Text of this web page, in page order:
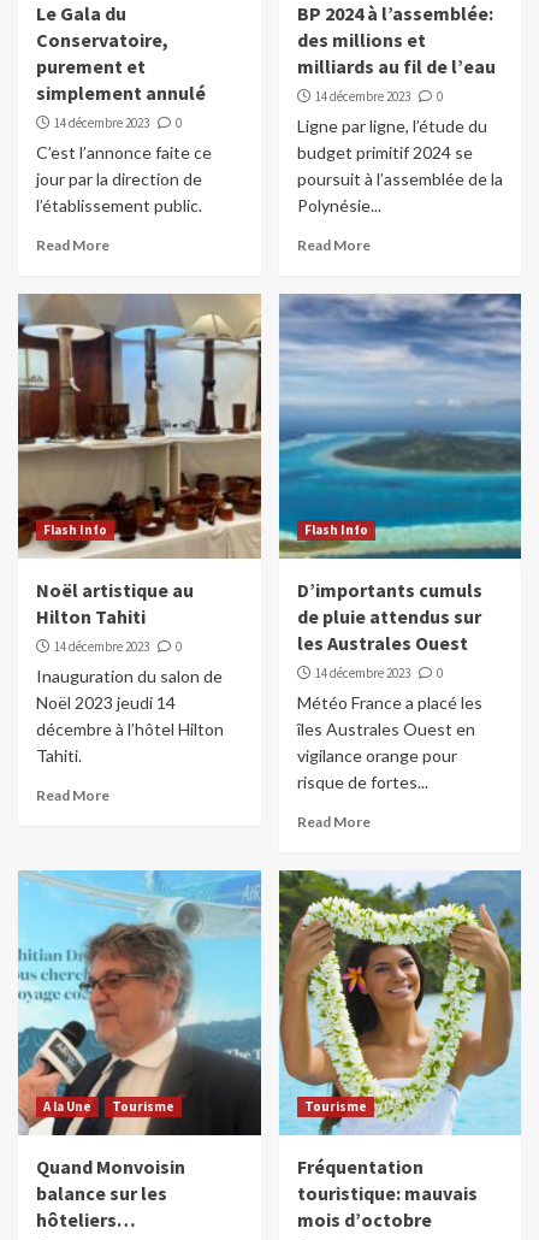
Le Gala du
Conservatoire,
purement et
simplement annulé
14 décembre 2023 0
C’est l’annonce faite ce
jour par la direction de
l’établissement public.
Read More
BP 2024 à l’assemblée:
des millions et
milliards au fil de l’eau
14 décembre 2023 0
Ligne par ligne, l’étude du
budget primitif 2024 se
poursuit à l’assemblée de la
Polynésie...
Read More
Flash Info
Noël artistique au
Hilton Tahiti
14 décembre 2023 0
Inauguration du salon de
Noël 2023 jeudi 14
décembre à l’hôtel Hilton
Tahiti.
Read More
Flash Info
D’importants cumuls
de pluie attendus sur
les Australes Ouest
14 décembre 2023 0
Météo France a placé les
îles Australes Ouest en
vigilance orange pour
risque de fortes...
Read More
A la Une Tourisme
Quand Monvoisin
balance sur les
hôteliers…
Tourisme
Fréquentation
touristique: mauvais
mois d’octobre